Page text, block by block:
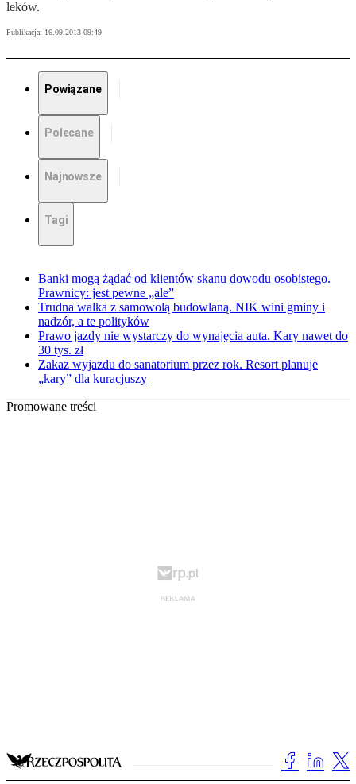
leków.
Publikacja: 16.09.2013 09:49
Powiązane
Polecane
Najnowsze
Tagi
Banki mogą żądać od klientów skanu dowodu osobistego.
Prawnicy: jest pewne „ale”
Trudna walka z samowolą budowlaną. NIK wini gminy i
nadzór, a te polityków
Prawo jazdy nie wystarczy do wynajęcia auta. Kary nawet do
30 tys. zł
Zakaz wyjazdu do sanatorium przez rok. Resort planuje
„kary” dla kuracjuszy
Promowane treści